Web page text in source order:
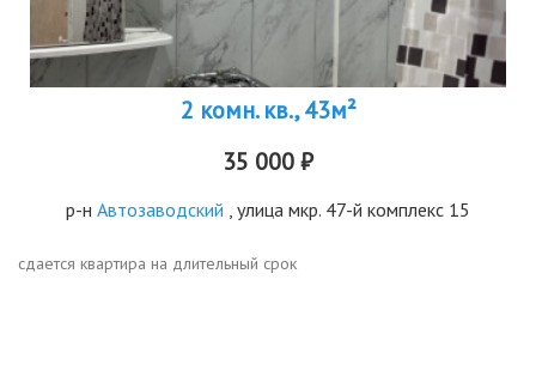
2 комн. кв., 43м²
35 000 ₽
р-н Автозаводский , улица мкр. 47-й комплекс 15
сдается квартира на длительный срок